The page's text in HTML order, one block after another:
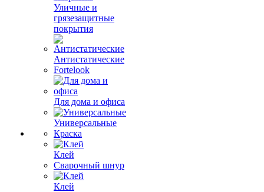
Уличные и
грязезащитные
покрытия
Антистатические
Fortelook
Для дома и офиса
Универсальные
Краска
Клей
Сварочный шнур
Клей